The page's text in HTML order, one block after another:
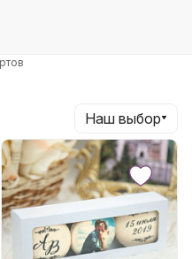
Наш выбор